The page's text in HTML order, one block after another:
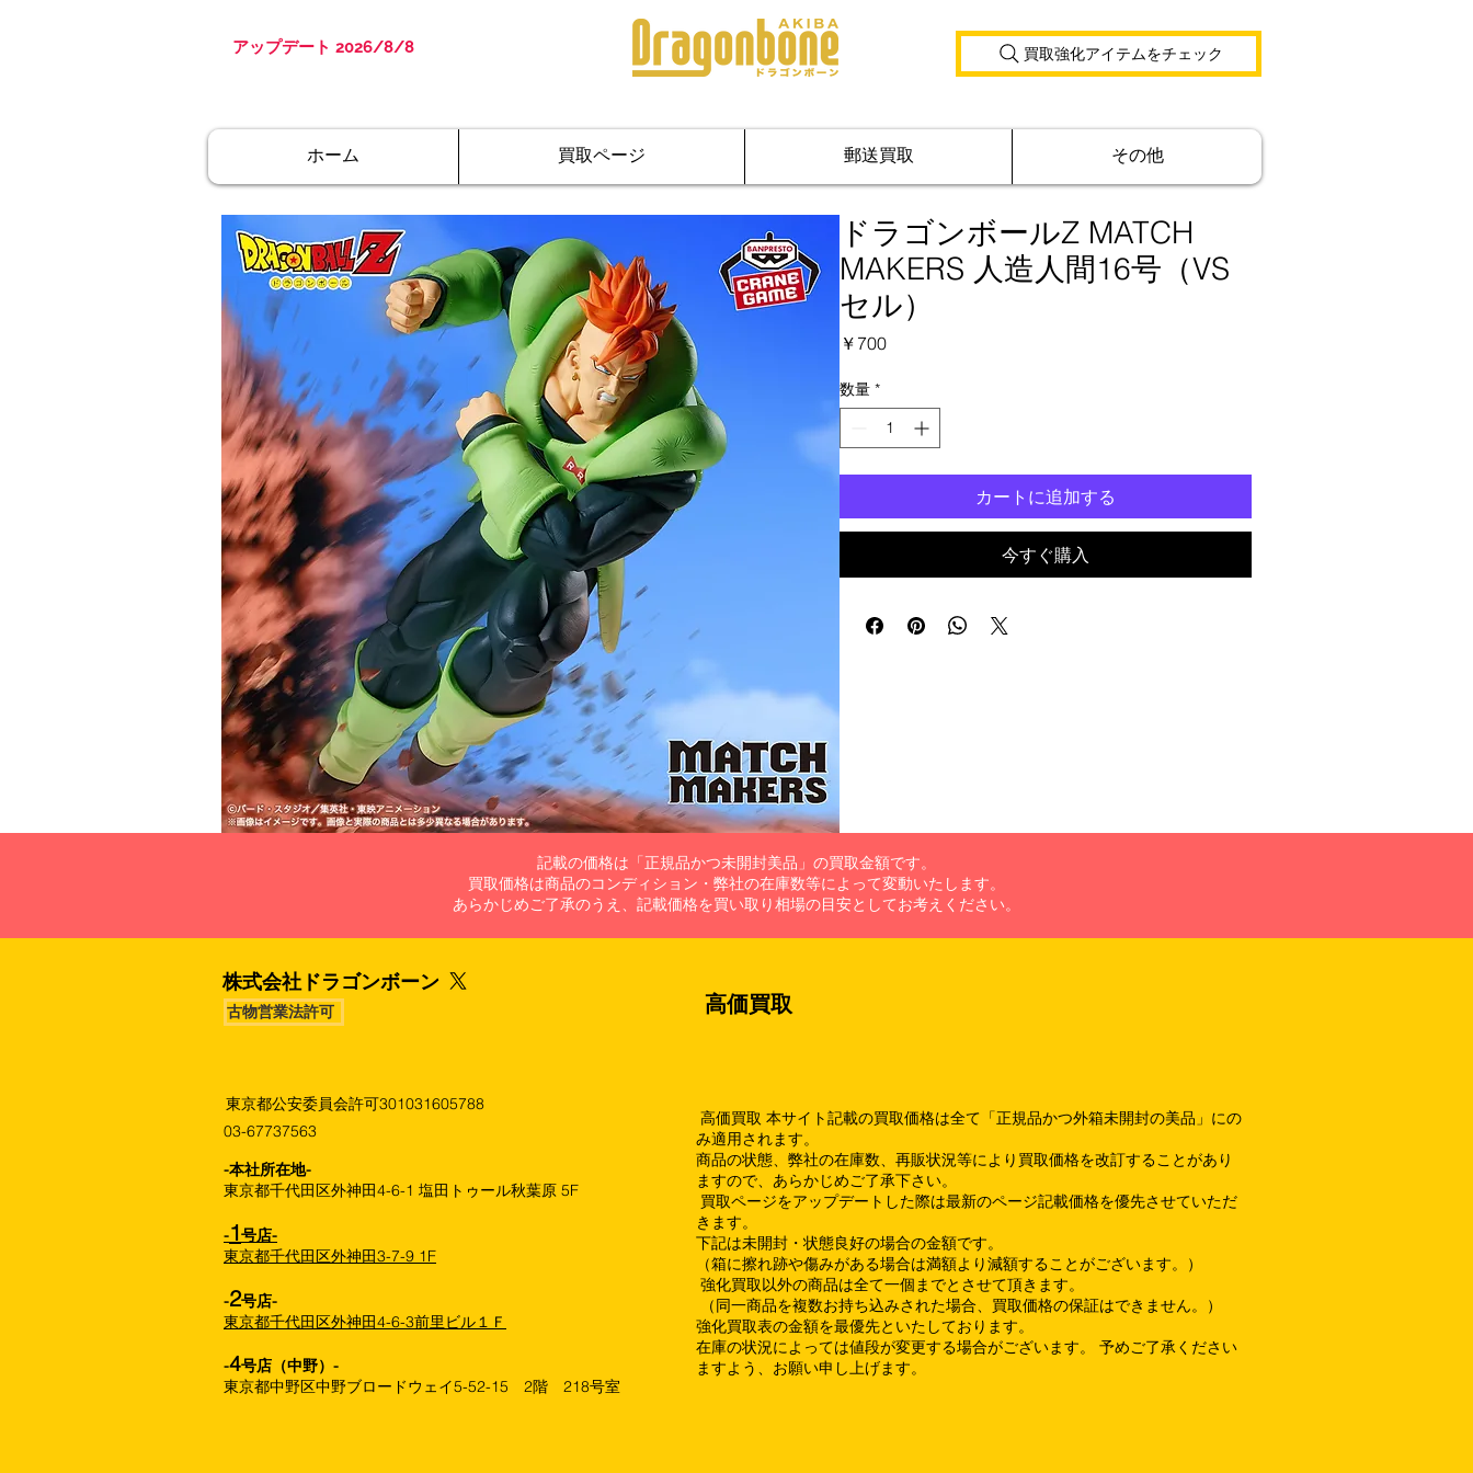
アップデート 2026/8/8 買取強化アイテムをチェック
ホーム 買取ページ 郵送買取 その他
ドラゴンボールZ MATCH
MAKERS 人造人間16号（VS
セル）
￥700価
数量 *
カートに追加する
今すぐ購入
記載の価格は「正規品かつ未開封美品」の買取金額です。
買取価格は商品のコンディション・弊社の在庫数等によって変動いたします。
あらかじめご了承のうえ、記載価格を買い取り相場の目安としてお考えください。
株式会社​ドラゴンボーン
古物営業法許可
東京都公安委員会許可301031605788
03-67737563
​-本社所在地-
東京都千代田区外神田4-6-1 塩田トゥール秋葉原 5F
-1号店-
東京都千代田区外神田3-7-9 1F
-2号店-
東京都千代田区外神田4-6-3前里ビル１Ｆ
-4号店（中野）-
東京都中野区中野ブロードウェイ5-52-15 2階 218号室
高価買取
高価買取 本サイト記載の買取価格は全て「正規品かつ外箱未開封の美品」にの
み適用されます。
商品の状態、弊社の在庫数、再販状況等により買取価格を改訂することがあり
ますので、あらかじめご了承下さい。
買取ページをアップデートした際は最新のページ記載価格を優先させていただ
きます。
下記は未開封・状態良好の場合の金額です。
（箱に擦れ跡や傷みがある場合は満額より減額することがございます。）
強化買取以外の商品は全て一個までとさせて頂きます。
（同一商品を複数お持ち込みされた場合、買取価格の保証はできません。）
強化買取表の金額を最優先といたしております。
在庫の状況によっては値段が変更する場合がございます。 予めご了承ください
ますよう、お願い申し上げます。